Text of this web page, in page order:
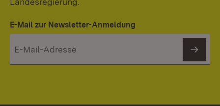
E-Mail zur Newsletter-Anmeldung